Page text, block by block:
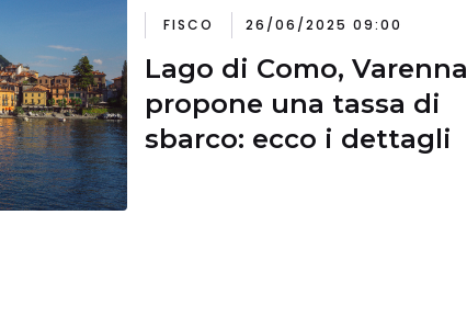
FISCO 26/06/2025 09:00
Lago di Como, Varenna
propone una tassa di
sbarco: ecco i dettagli